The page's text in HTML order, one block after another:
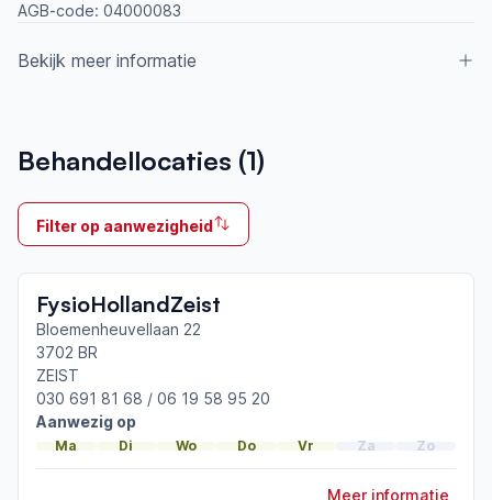
AGB-code: 04000083
Bekijk meer informatie
2016
Ik behandel
Op locatie & Thuis
netwerk
Utrecht Zuidoost
Afgeronde ParkinsonNet-scholingen
ParkinsonNet congres 2025
ParkinsonNet congres 2023
ParkinsonNet congres 2021
Behandellocaties (1)
Filter op aanwezigheid
FysioHollandZeist
Bloemenheuvellaan 22
3702 BR
ZEIST
030 691 81 68 / 06 19 58 95 20
Aanwezig op
Ma Di Wo Do Vr Za Zo
Meer informatie